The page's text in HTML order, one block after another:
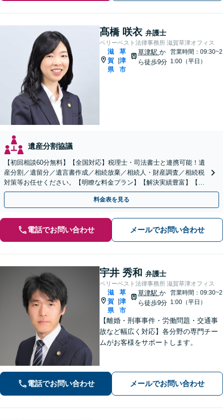
髙橋 咲衣 弁護士
ベリーベスト法律事務所 滋賀草津オフィス
滋
賀
県
草
津
市
草津駅 か
ら徒歩9分
営業時間：09:30~2
1:00（平日）
遺産分割協議
【初回相談60分無料】【全国対応】税理士・司法書士と連携可能！遺
産分割／遺留分／遺言書作成／相続放棄／相続人・財産調査／相続税
対策等お任せください。【明瞭な料金プラン】【解決実績豊富】【電
話相談可】
料金表を見る
電話でお問い合わせ メールでお問い合わせ
宇井 秀和 弁護士
ベリーベスト法律事務所 滋賀草津オフィス
滋
賀
県
草
津
市
草津駅 か
ら徒歩9分
営業時間：09:30~2
1:00（平日）
【離婚・刑事事件・労働問題・交通事
故など幅広く対応】各分野の専門チー
ムがお客様をサポートします。
電話でお問い合わせ メールでお問い合わせ